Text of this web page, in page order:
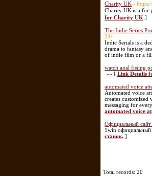
Charity UK -
Charity UК is a for-
for Charity UK ]
The Indie Series
24/
Indie Serials is a
drama to fantasy
of indie film or a
watch anal fisting
»» [ Link Details
automated voice
Automated voice
creates
messaging for
automated voice
Официальный сайт
1win официальный
ставок. ]
Total records: 20